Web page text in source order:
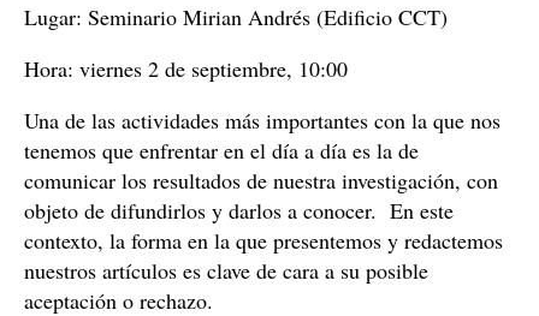
Lugar: Seminario Mirian Andrés (Edificio CCT)
Hora: viernes 2 de septiembre, 10:00
Una de las actividades más importantes con la que nos
tenemos que enfrentar en el día a día es la de
comunicar los resultados de nuestra investigación, con
objeto de difundirlos y darlos a conocer. En este
contexto, la forma en la que presentemos y redactemos
nuestros artículos es clave de cara a su posible
aceptación o rechazo.